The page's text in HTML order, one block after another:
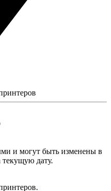
и могут быть изменены в
текущую дату.